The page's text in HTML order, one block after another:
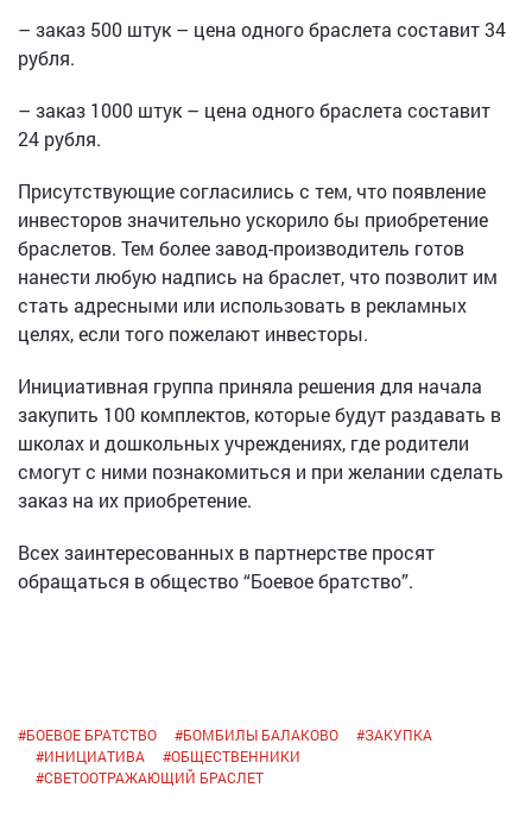
– заказ 500 штук – цена одного браслета составит 34
рубля.
– заказ 1000 штук – цена одного браслета составит
24 рубля.
Присутствующие согласились с тем, что появление
инвесторов значительно ускорило бы приобретение
браслетов. Тем более завод-производитель готов
нанести любую надпись на браслет, что позволит им
стать адресными или использовать в рекламных
целях, если того пожелают инвесторы.
Инициативная группа приняла решения для начала
закупить 100 комплектов, которые будут раздавать в
школах и дошкольных учреждениях, где родители
смогут с ними познакомиться и при желании сделать
заказ на их приобретение.
Всех заинтересованных в партнерстве просят
обращаться в общество “Боевое братство”.
#БОЕВОЕ БРАТСТВО #БОМБИЛЫ БАЛАКОВО #ЗАКУПКА
#ИНИЦИАТИВА #ОБЩЕСТВЕННИКИ
#СВЕТООТРАЖАЮЩИЙ БРАСЛЕТ